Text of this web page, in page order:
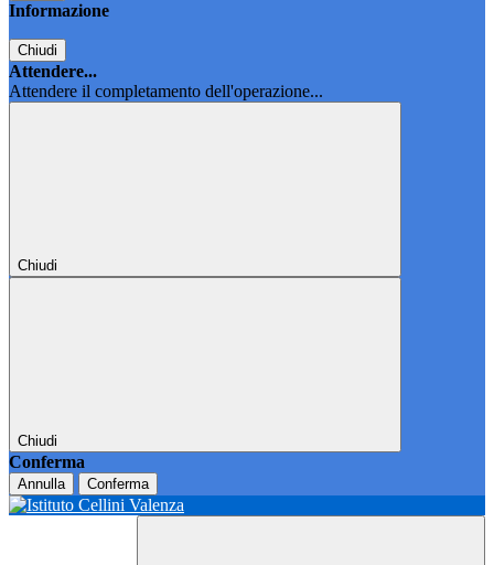
Informazione
Chiudi
Attendere...
Attendere il completamento dell'operazione...
Chiudi
Chiudi
Conferma
Annulla Conferma